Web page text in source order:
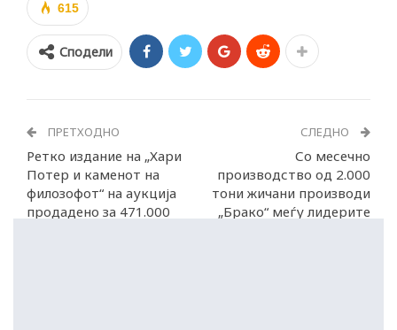
615
Сподели
ПРЕТХОДНО
Ретко издание на „Хари
Потер и каменот на
филозофот“ на аукција
продадено за 471.000
СЛЕДНО
Со месечно
производство од 2.000
тони жичани производи
„Брако“ меѓу лидерите